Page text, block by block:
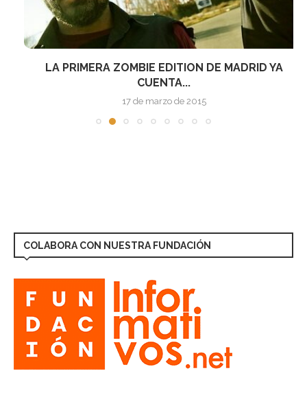
LA PRIMERA ZOMBIE EDITION DE MADRID YA
CUENTA...
17 de marzo de 2015
COLABORA CON NUESTRA FUNDACIÓN